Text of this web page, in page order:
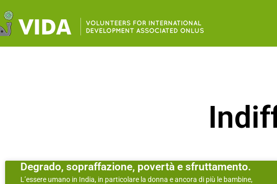
Degrado, sopraffazione, povertà e sfruttamento.
L’essere umano in India, in particolare la donna e ancora di più le bambine,